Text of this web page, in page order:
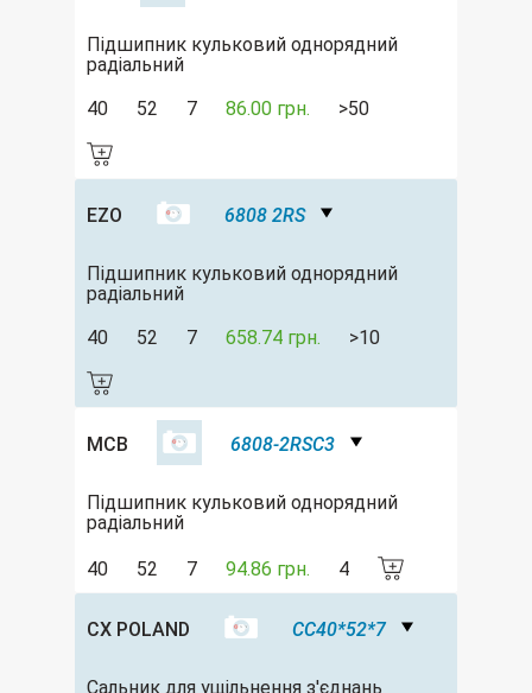
Підшипник кульковий однорядний
радіальний
40
52 7 86.00 грн. >50
EZO 6808 2RS
Підшипник кульковий однорядний
радіальний
40
52 7 658.74 грн. >10
MCB 6808-2RSC3
Підшипник кульковий однорядний
радіальний
40 52 7 94.86 грн. 4
CX POLAND CC40*52*7
Сальник для ущільнення з'єднань